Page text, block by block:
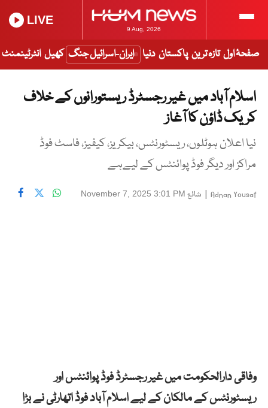
9 Aug, 2026
LIVE
صفحۂ اول تازہ ترین پاکستان دنیا ایران-اسرائیل جنگ کھیل انٹرٹینمنٹ
اسلام آباد میں غیر رجسٹرڈ ریستورانوں کے خلاف
کریک ڈاؤن کا آغاز
نیا اعلان ہوٹلوں، ریسٹورنٹس، بیکریز، کیفیز، فاسٹ فوڈ
مراکز اور دیگر فوڈ پوائنٹس کے لیےہے
Adnan Yousaf
| شائع November 7, 2025 3:01 PM
وفاقی دارالحکومت میں غیر رجسٹرڈ فوڈ پوائنٹس اور
ریسٹورنٹس کے مالکان کے لیے اسلام آباد فوڈ اتھارٹی نے بڑا